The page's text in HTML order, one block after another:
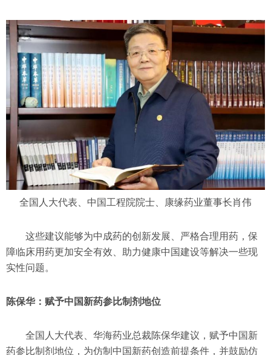
全国人大代表、中国工程院院士、康缘药业董事长肖伟
这些建议能够为中成药的创新发展、严格合理用药，保
障临床用药更加安全有效、助力健康中国建设等解决一些现
实性问题。
陈保华：赋予中国新药参比制剂地位
全国人大代表、华海药业总裁陈保华建议，赋予中国新
药参比制剂地位，为仿制中国新药创造前提条件，并鼓励仿